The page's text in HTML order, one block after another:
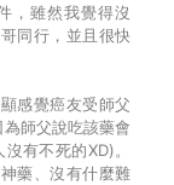
，雖然我覺得沒
同行，並且很快
感覺癌友受師父
師父說吃該藥會
有不死的XD)。
藥、沒有什麼難